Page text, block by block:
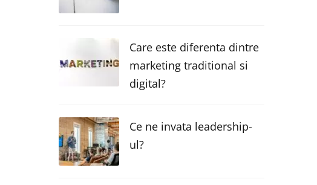
Care este diferenta dintre
marketing traditional si
digital?
Ce ne invata leadership-
ul?